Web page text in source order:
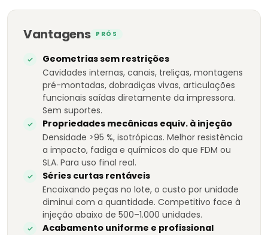
Vantagens PRÓS
Geometrias sem restrições
Cavidades internas, canais, treliças, montagens
pré-montadas, dobradiças vivas, articulações
funcionais saídas diretamente da impressora.
Sem suportes.
Propriedades mecânicas equiv. à injeção
Densidade >95 %, isotrópicas. Melhor resistência
a impacto, fadiga e químicos do que FDM ou
SLA. Para uso final real.
Séries curtas rentáveis
Encaixando peças no lote, o custo por unidade
diminui com a quantidade. Competitivo face à
injeção abaixo de 500–1.000 unidades.
Acabamento uniforme e profissional